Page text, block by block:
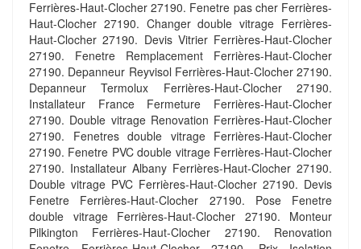
Ferrières-Haut-Clocher 27190. Fenetre pas cher Ferrières-
Haut-Clocher 27190. Changer double vitrage Ferrières-
Haut-Clocher 27190. Devis Vitrier Ferrières-Haut-Clocher
27190. Fenetre Remplacement Ferrières-Haut-Clocher
27190. Depanneur Reyvisol Ferrières-Haut-Clocher 27190.
Depanneur Termolux Ferrières-Haut-Clocher 27190.
Installateur France Fermeture Ferrières-Haut-Clocher
27190. Double vitrage Renovation Ferrières-Haut-Clocher
27190. Fenetres double vitrage Ferrières-Haut-Clocher
27190. Fenetre PVC double vitrage Ferrières-Haut-Clocher
27190. Installateur Albany Ferrières-Haut-Clocher 27190.
Double vitrage PVC Ferrières-Haut-Clocher 27190. Devis
Fenetre Ferrières-Haut-Clocher 27190. Pose Fenetre
double vitrage Ferrières-Haut-Clocher 27190. Monteur
Pilkington Ferrières-Haut-Clocher 27190. Renovation